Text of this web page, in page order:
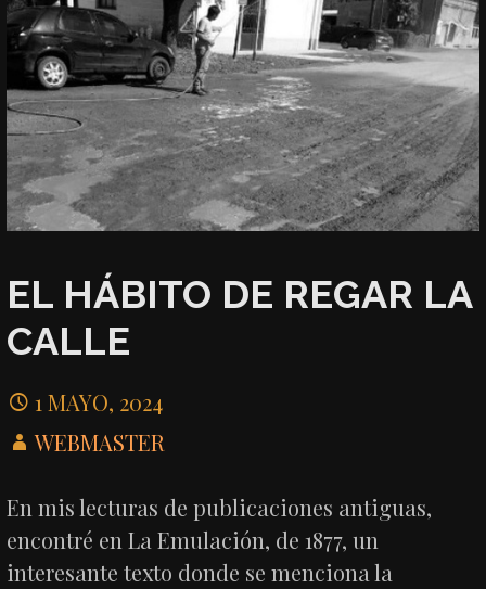
EL HÁBITO DE REGAR LA
CALLE
1 MAYO, 2024
WEBMASTER
En mis lecturas de publicaciones antiguas,
encontré en La Emulación, de 1877, un
interesante texto donde se menciona la